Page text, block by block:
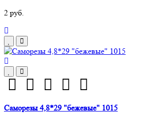
2 руб.
Саморезы 4,8*29 "бежевые" 1015